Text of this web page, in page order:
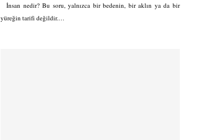
İnsan nedir? Bu soru, yalnızca bir bedenin, bir aklın ya da bir
yüreğin tarifi değildir.…